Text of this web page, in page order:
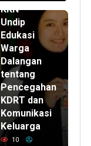
KKN
Undip
Edukasi
Warga
Dalangan
tentang
Pencegahan
KDRT dan
Komunikasi
Keluarga
10